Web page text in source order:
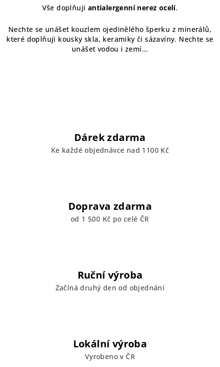
s
Vše doplňuji antialergenní nerez ocelí.
Nechte se unášet kouzlem ojedinělého šperku z minerálů,
které doplňuji kousky skla, keramiky či sázavíny. Nechte se
unášet vodou i zemí...
Dárek zdarma
Ke každé objednávce nad 1100 Kč
Doprava zdarma
od 1 500 Kč po celé ČR
Ruční výroba
Začíná druhý den od objednání
Lokální výroba
Vyrobeno v ČR